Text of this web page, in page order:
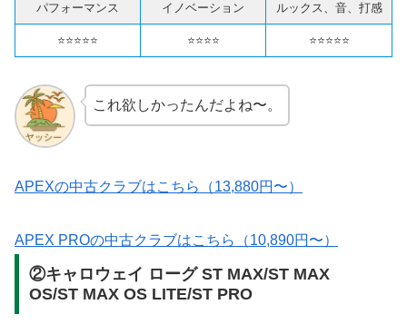
パフォーマンス イノベーション ルックス、音、打感
⭐️⭐️⭐️⭐️⭐️ ⭐️⭐️⭐️⭐️ ⭐️⭐️⭐️⭐️⭐️
これ欲しかったんだよね〜。
APEXの中古クラブはこちら（13,880円〜）
APEX PROの中古クラブはこちら（10,890円〜）
②キャロウェイ ローグ ST MAX/ST MAX
OS/ST MAX OS LITE/ST PRO